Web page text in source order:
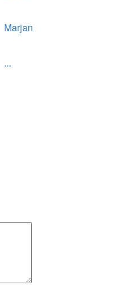
Marjan
...